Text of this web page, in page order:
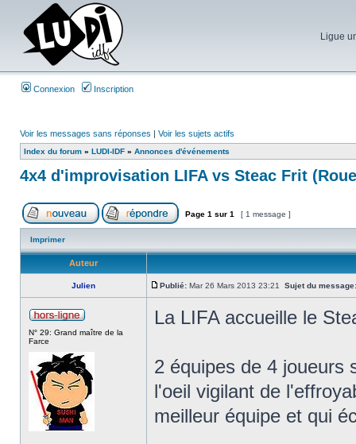
Ligue
Connexion Inscription
Voir les messages sans réponses | Voir les sujets actifs
Index du forum » LUDI-IDF » Annonces d'événements
4x4 d'improvisation LIFA vs Steac Frit
Page 1 sur 1 [ 1 message ]
Imprimer
Auteur
Julien Publié: Mar 26 Mars 2013 23:21 Sujet du message:
N° 29: Grand maître de la
Farce
La LIFA accueille le
2 équipes de 4 joueurs
l'oeil vigilant de
meilleur équipe et qui